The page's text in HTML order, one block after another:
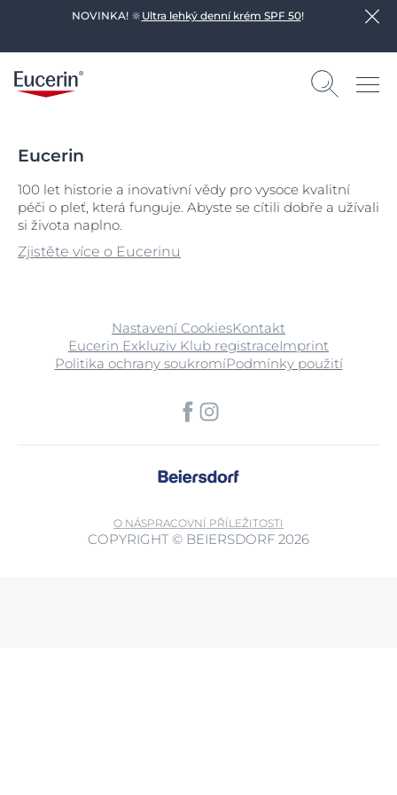
NOVINKA! 🔆 Ultra lehký denní krém SPF 50!
Eucerin
100 let historie a inovativní vědy pro vysoce kvalitní
péči o pleť, která funguje. Abyste se cítili dobře a užívali
si života naplno.
Zjistěte více o Eucerinu
Nastavení CookiesKontakt
Eucerin Exkluziv Klub registraceImprint
Politika ochrany soukromíPodmínky použití
O NÁSPRACOVNÍ PŘÍLEŽITOSTI
COPYRIGHT © BEIERSDORF 2026